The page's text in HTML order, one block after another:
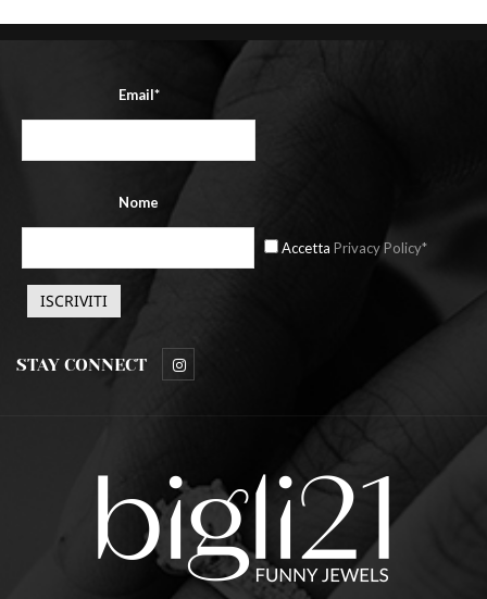
Email*
Nome
Accetta Privacy Policy*
STAY CONNECT